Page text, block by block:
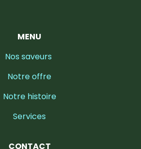
MENU
Nos saveurs
Notre offre
Notre histoire
Services
CONTACT